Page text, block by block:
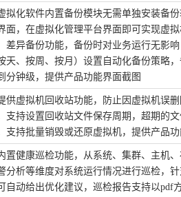
拟化软件内置备份模块无需单独安装备
面，在虚拟化管理平台界面即可实现虚
差异备份功能，备份时对业务运行无影
天、按周、按月）设置自动化备份策略
分钟级， 提供产品功能界面截图
供虚拟机回收站功能，防止因虚拟机误
支持设置回收站文件保存周期，超期的
支持批量销毁或还原虚拟机， 提供产品
置健康巡检功能，从系统、集群、主机
分析等维度对系统运行情况进行巡检，
自动给出优化建议，巡检报告支持以pdf